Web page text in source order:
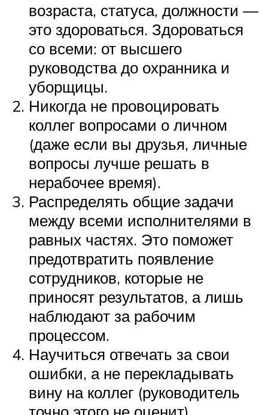
возраста, статуса, должности —
это здороваться. Здороваться
со всеми: от высшего
руководства до охранника и
уборщицы.
Никогда не провоцировать
коллег вопросами о личном
(даже если вы друзья, личные
вопросы лучше решать в
нерабочее время).
Распределять общие задачи
между всеми исполнителями в
равных частях. Это поможет
предотвратить появление
сотрудников, которые не
приносят результатов, а лишь
наблюдают за рабочим
процессом.
Научиться отвечать за свои
ошибки, а не перекладывать
вину на коллег (руководитель